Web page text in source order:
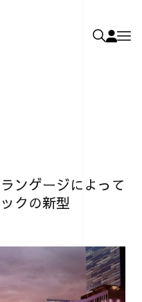
ンゲージによって
クの新型